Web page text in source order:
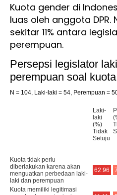
Kuota gender di
luas oleh anggota
sekitar 11% antara
perempuan.